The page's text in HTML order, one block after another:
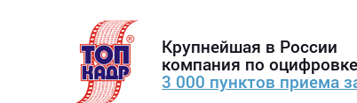
Крупнейшая в России
компания по
3 000 пунктов приема